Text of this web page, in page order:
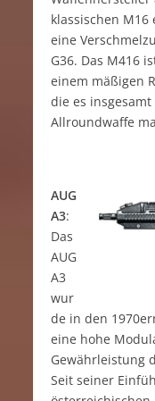
klassischen
eine
G36. Das M416
einem mäßigen
die es
Allroundwaffe
AUG
A3:
Das
AUG
A3
wur
de in den
eine hohe
Gewährleistung
Seit seiner